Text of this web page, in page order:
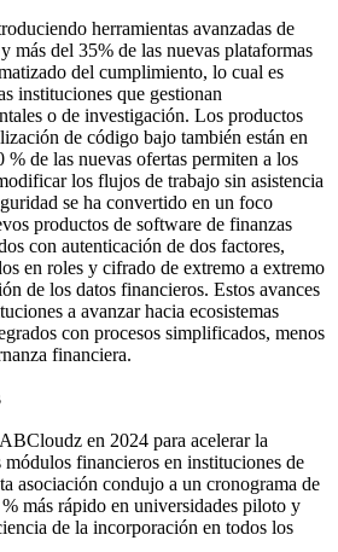
herramientas avanzadas de
más del 35% de las nuevas plataformas
del cumplimiento, lo cual es
instituciones que gestionan
o de investigación. Los productos
de código bajo también están en
% de las nuevas ofertas permiten a los
los flujos de trabajo sin asistencia
se ha convertido en un foco
productos de software de finanzas
con autenticación de dos factores,
​​en roles y cifrado de extremo a extremo
de los datos financieros. Estos avances
a avanzar hacia ecosistemas
con procesos simplificados, menos
financiera.
en 2024 para acelerar la
financieros en instituciones de
asociación condujo a un cronograma de
más rápido en universidades piloto y
de la incorporación en todos los